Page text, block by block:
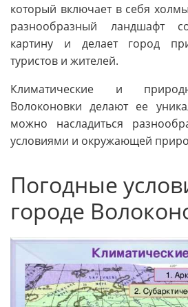
который включает в себя
разнообразный ландшафт
картину и делает город
туристов и жителей.
Климатические и
Волоконовки делают ее
можно насладиться
условиями и окружающей
Погодные
городе